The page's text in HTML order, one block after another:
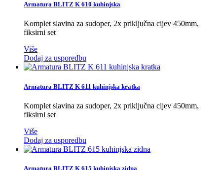
Armatura BLITZ K 610 kuhinjska
Komplet slavina za sudoper, 2x priključna cijev 450mm,
fiksirni set
Više
Dodaj za usporedbu
Armatura BLITZ K 611 kuhinjska kratka
Komplet slavina za sudoper, 2x priključna cijev 450mm,
fiksirni set
Više
Dodaj za usporedbu
Armatura BLITZ K 615 kuhinjska zidna